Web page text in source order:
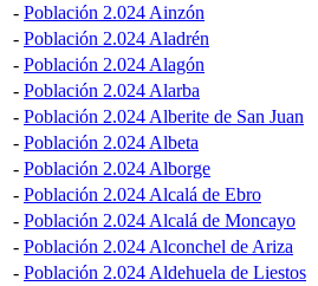
- Población 2.024 Ainzón
- Población 2.024 Aladrén
- Población 2.024 Alagón
- Población 2.024 Alarba
- Población 2.024 Alberite de San Juan
- Población 2.024 Albeta
- Población 2.024 Alborge
- Población 2.024 Alcalá de Ebro
- Población 2.024 Alcalá de Moncayo
- Población 2.024 Alconchel de Ariza
- Población 2.024 Aldehuela de Liestos